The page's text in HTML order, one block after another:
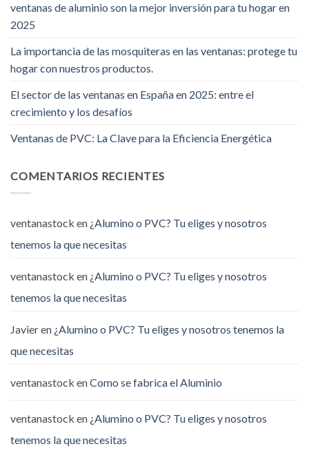
ventanas de aluminio son la mejor inversión para tu hogar en
2025
La importancia de las mosquiteras en las ventanas: protege tu
hogar con nuestros productos.
El sector de las ventanas en España en 2025: entre el
crecimiento y los desafíos
Ventanas de PVC: La Clave para la Eficiencia Energética
COMENTARIOS RECIENTES
ventanastock en ¿Alumino o PVC? Tu eliges y nosotros
tenemos la que necesitas
ventanastock en ¿Alumino o PVC? Tu eliges y nosotros
tenemos la que necesitas
Javieren ¿Alumino o PVC? Tu eliges y nosotros tenemos la
que necesitas
ventanastock enComo se fabrica el Aluminio
ventanastock en ¿Alumino o PVC? Tu eliges y nosotros
tenemos la que necesitas